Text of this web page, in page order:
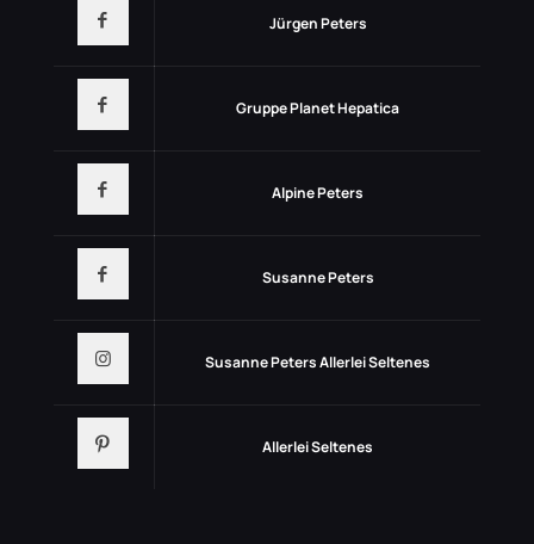
Jürgen Peters
Gruppe Planet Hepatica
Alpine Peters
Susanne Peters
Susanne Peters Allerlei Seltenes
Allerlei Seltenes